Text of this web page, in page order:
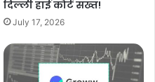
दिल्ली हाई कोर्ट सख्त!
July 17, 2026